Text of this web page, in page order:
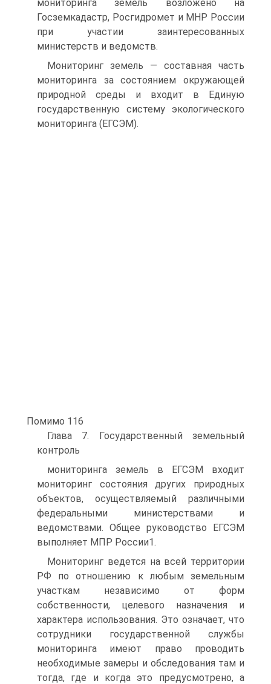
мониторинга земель возложено на
Госземкадастр, Росгидромет и МНР России
при участии заинтересованных
министерств и ведомств.
Мониторинг земель — составная часть
мониторинга за состоянием окружающей
природной среды и входит в Единую
государственную систему экологического
мониторинга (ЕГСЭМ).
Помимо 116
Глава 7. Государственный земельный
контроль
мониторинга земель в ЕГСЭМ входит
мониторинг состояния других природных
объектов, осуществляемый различными
федеральными министерствами и
ведомствами. Общее руководство ЕГСЭМ
выполняет МПР России1.
Мониторинг ведется на всей территории
РФ по отношению к любым земельным
участкам независимо от форм
собственности, целевого назначения и
характера использования. Это означает, что
сотрудники государственной службы
мониторинга имеют право проводить
необходимые замеры и обследования там и
тогда, где и когда это предусмотрено, а